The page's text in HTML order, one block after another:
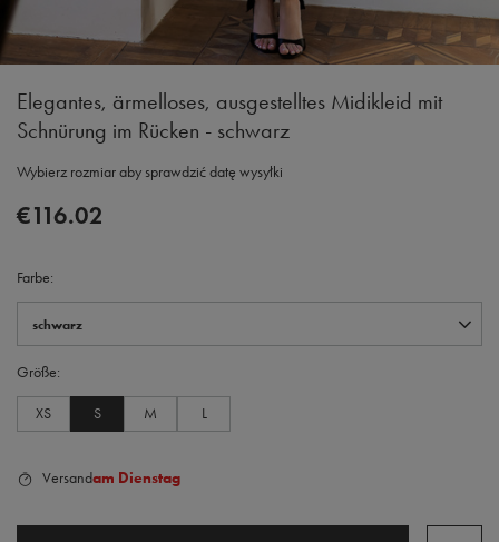
Elegantes, ärmelloses, ausgestelltes Midikleid mit
Schnürung im Rücken - schwarz
Wybierz rozmiar aby sprawdzić datę wysyłki
Farbe
schwarz
Größe
XS S M L
€116.02
Versandam Dienstag